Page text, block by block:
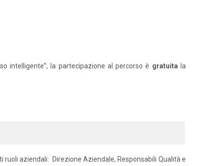
intelligente”, la partecipazione al percorso è gratuita la
aziendali: Direzione Aziendale, Responsabili Qualità e